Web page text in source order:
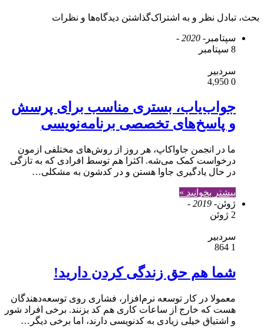
بحث، تبادل نظر و به اشتراک‌گذاشتن دیدگاه‌ها و نظرات
سپتامبر - 2020 -
8 سپتامبر
سردبیر
0
جواب‌یاب، بستری مناسب برای پرسش
و پاسخ‌های تخصصی برنامه‌نویسی
ما در انجمن جاواکاپ، هر روز از روش‌های مختلفی ازمون
درخواست کمک می‌شه. اکثرا هم توسط افرادی که به تازگی
در حال یادگیری جاوا هستن و در کدشون به مشکلی…
بیشتر بخوانید »
ژوئن- 2019 -
2 ژوئن
سردبیر
1
شما هم حق زندگی کردن دارید!
معمولا در کار توسعه نرم‌افزار، فشاری روی توسعه‌دهندگان
هست که خارج از ساعات کاری هم کد بزنند. برخی افراد شور
و اشتیاق خیلی زیادی به کدنویسی دارند، اما برخی دیگر…